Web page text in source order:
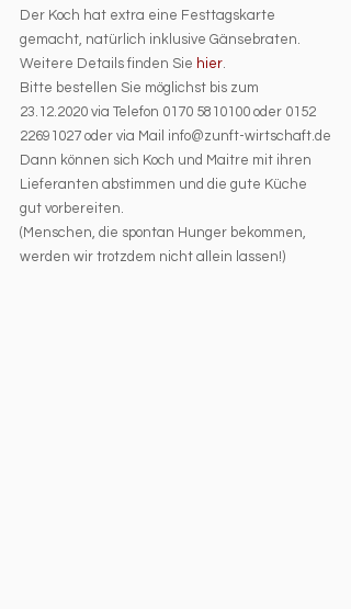
Der Koch hat extra eine Festtagskarte
gemacht, natürlich inklusive Gänsebraten.
Weitere Details finden Sie hier.
Bitte bestellen Sie möglichst bis zum
23.12.2020 via Telefon 0170 5810100 oder 0152
22691027 oder via Mail info@zunft-wirtschaft.de
Dann können sich Koch und Maitre mit ihren
Lieferanten abstimmen und die gute Küche
gut vorbereiten.
(Menschen, die spontan Hunger bekommen,
werden wir trotzdem nicht allein lassen!)